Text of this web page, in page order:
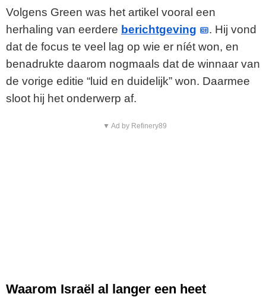
Volgens Green was het artikel vooral een
herhaling van eerdere berichtgeving
. Hij vond
dat de focus te veel lag op wie er níét won, en
benadrukte daarom nogmaals dat de winnaar van
de vorige editie “luid en duidelijk” won. Daarmee
sloot hij het onderwerp af.
▼ Ad by Refinery89
Waarom Israël al langer een heet